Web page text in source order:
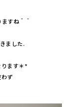
すね＾＾
ました.
ります＊*
ず